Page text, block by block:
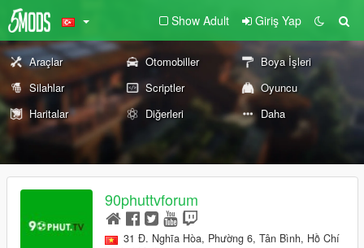
Show Adult Giriş Yap
Araçlar Otomobiller
Boya İşleri
Silahlar
Scriptler
Oyuncu
Haritalar
Diğerleri Daha
90phuttvforum
31 Đ. Nghĩa Hòa, Phường 6, Tân Bình, Hồ Chí